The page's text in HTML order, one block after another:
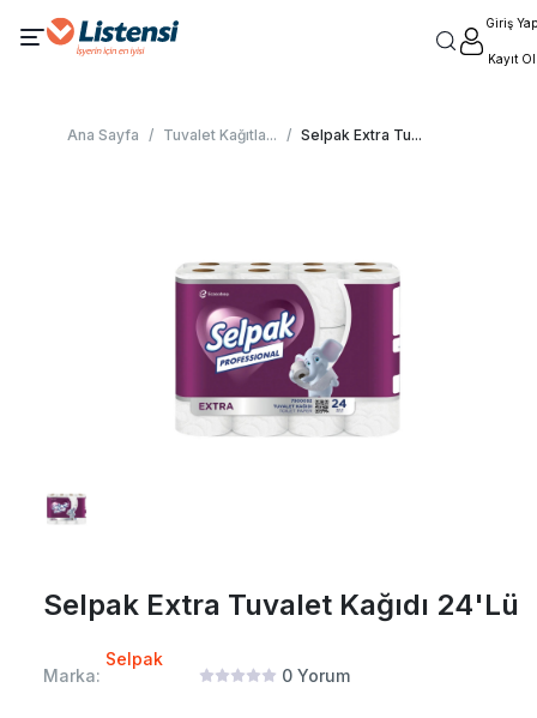
Giriş Yap
Kayıt Ol
Ana Sayfa / Tuvalet Kağıtla... / Selpak Extra Tu...
Selpak Extra Tuvalet Kağıdı 24'Lü
Marka:
Selpak
0 Yorum